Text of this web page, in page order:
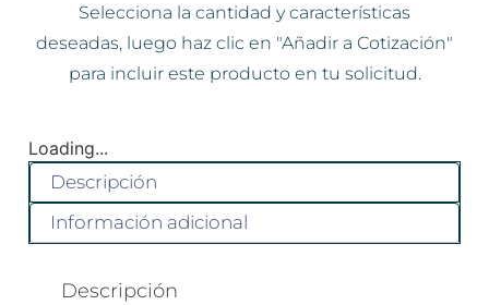
Selecciona la cantidad y características
deseadas, luego haz clic en "Añadir a Cotización"
para incluir este producto en tu solicitud.
Loading...
Descripción
Información adicional
Descripción